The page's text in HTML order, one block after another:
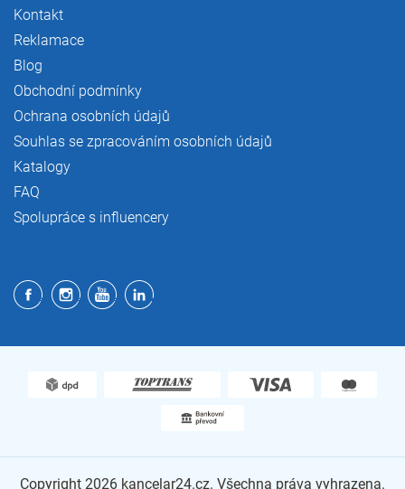
Kontakt
Reklamace
Blog
Obchodní podmínky
Ochrana osobních údajů
Souhlas se zpracováním osobních údajů
Katalogy
FAQ
Spolupráce s influencery
Copyright 2026 kancelar24.cz. Všechna práva vyhrazena.